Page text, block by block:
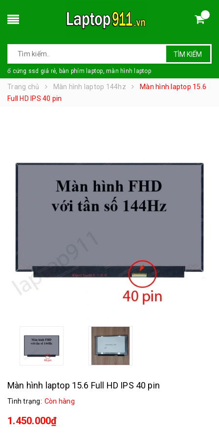
TÌM KIẾM
ổ cứng ssd giá rẻ, bàn phím laptop, màn hình laptop
Trang chủ Màn hình laptop 144hz
Màn hình laptop 15.6
Full HD IPS 40 pin
Màn hình laptop 15.6 Full HD IPS 40 pin
Tình trạng: Còn hàng
1.450.000₫